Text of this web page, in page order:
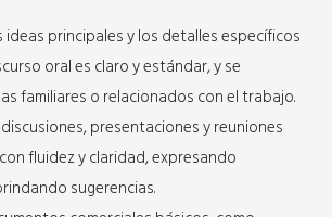
ideas principales y los detalles específicos
oral es claro y estándar, y se
familiares o relacionados con el trabajo.
presentaciones y reuniones
fluidez y claridad, expresando
sugerencias.